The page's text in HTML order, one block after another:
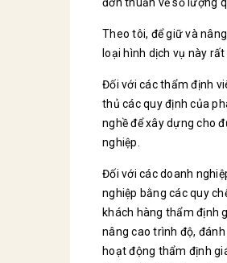
đơn thuần về số lượng
Theo tôi, để giữ và
loại hình dịch vụ này
Đối với các thẩm định
thủ các quy định của
nghề để xây dựng cho
nghiệp.
Đối với các doanh
nghiệp bằng các quy
khách hàng thẩm định
nâng cao trình độ,
hoạt động thẩm định